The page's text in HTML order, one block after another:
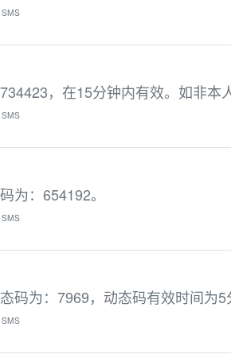
，在15分钟内有效。如非本
为：654192。
码为：7969，动态码有效时间为5